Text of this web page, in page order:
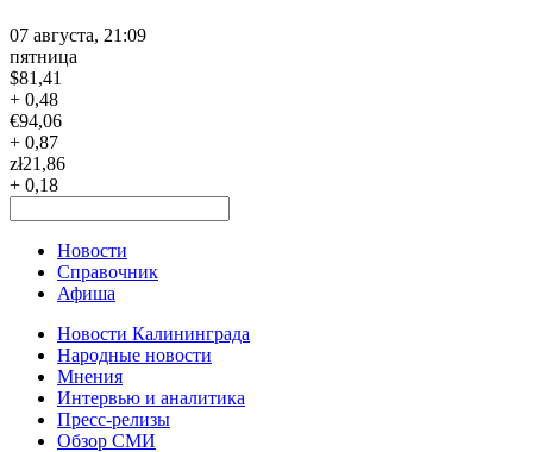
07 августа, 21:09
пятница
$81,41
+ 0,48
€94,06
+ 0,87
zł21,86
+ 0,18
Новости
Справочник
Афиша
Новости Калининграда
Народные новости
Мнения
Интервью и аналитика
Пресс-релизы
Обзор СМИ